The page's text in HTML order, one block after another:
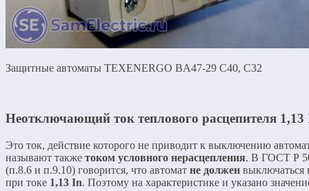
Защитные автоматы TEXENERGO BA47-29 С40, С32
Неотключающий ток теплового расцепителя 1,13
Это ток, действие которого не приводит к выключению
называют также током условного нерасцепления. В ГОСТ Р
(п.8.6 и п.9.10) говорится, что автомат не должен выключаться
при токе 1,13 In. Поэтому на характеристике и указано